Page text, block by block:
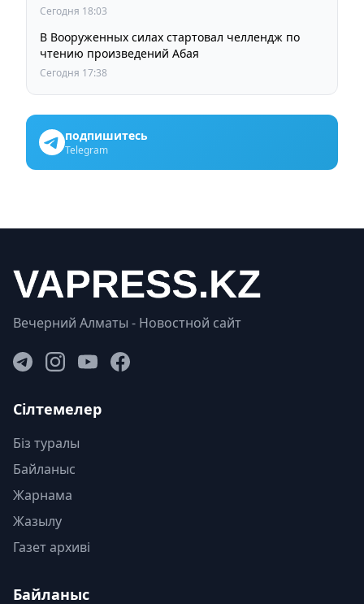
Сегодня 18:03
В Вооруженных силах стартовал челлендж по
чтению произведений Абая
Сегодня 17:38
подпишитесь
Telegram
Вечерний Алматы - Новостной сайт
Сілтемелер
Біз туралы
Байланыс
Жарнама
Жазылу
Газет архиві
Байланыс